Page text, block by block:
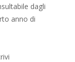
dagli
anno di